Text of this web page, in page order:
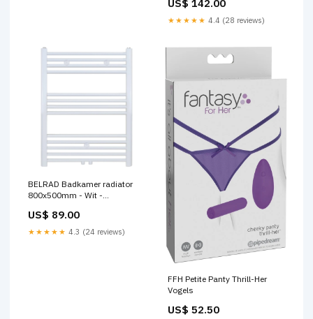
hangtoilet met bidetfunctie
US$ 142.00
★★★★★ 4.4 (28 reviews)
BELRAD Badkamer radiator
800x500mm - Wit -
Toiletten
US$ 89.00
★★★★★ 4.3 (24 reviews)
FFH Petite Panty Thrill-Her
Vogels
US$ 52.50